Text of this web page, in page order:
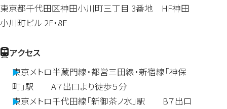
東京都千代田区神田小川町三丁目 3番地 HF神田
小川町ビル 2F・8F
アクセス
東京メトロ半蔵門線・都営三田線・新宿線「神保
町」駅 A７出口より徒歩５分
東京メトロ千代田線「新御茶ノ水」駅 B７出口